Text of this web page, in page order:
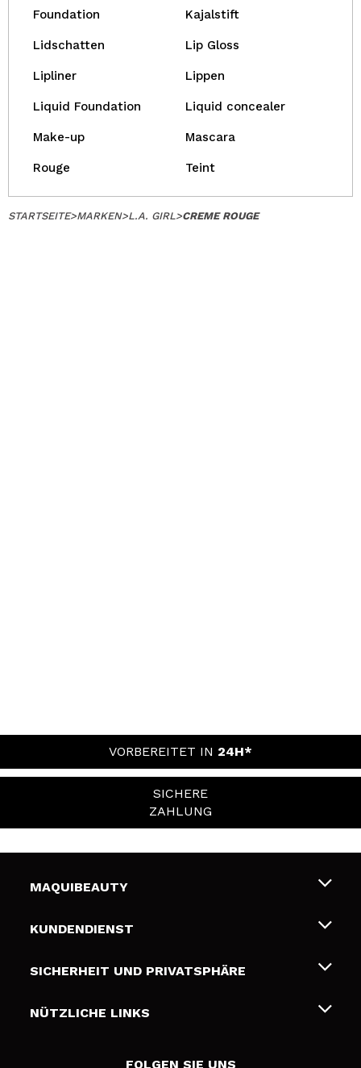
Foundation Kajalstift
Lidschatten Lip Gloss
Lipliner Lippen
Liquid Foundation Liquid concealer
Make-up Mascara
Rouge Teint
STARTSEITE>MARKEN>L.A. GIRL>CREME ROUGE
VORBEREITET IN 24H*
SICHERE
ZAHLUNG
MAQUIBEAUTY
Über uns
Geschenkkarten
KUNDENDIENST
Liefer- und Versandkosten
Zahlung
SICHERHEIT UND PRIVATSPHÄRE
Bedingungen und Datenschutz
NÜTZLICHE LINKS
FOLGEN SIE UNS